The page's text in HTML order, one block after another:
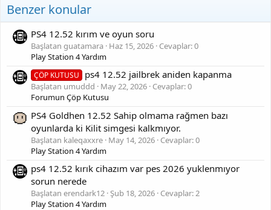
Benzer konular
PS4 12.52 kırım ve oyun soru
Başlatan guatamara Haz 15, 2026 Cevaplar: 0
Play Station 4 Yardım
ÇÖP KUTUSU ps4 12.52 jailbrek aniden kapanma
Başlatan umuddd May 22, 2026 Cevaplar: 0
Forumun Çöp Kutusu
PS4 Goldhen 12.52 Sahip olmama rağmen bazı
oyunlarda ki Kilit simgesi kalkmıyor.
Başlatan kaleqaxxre May 14, 2026 Cevaplar: 0
Play Station 4 Yardım
ps4 12.52 kırık cihazım var pes 2026 yuklenmıyor
sorun nerede
Başlatan erendark12 Şub 18, 2026 Cevaplar: 2
Play Station 4 Yardım